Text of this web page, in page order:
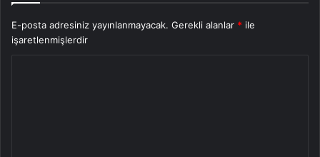
E-posta adresiniz yayınlanmayacak. Gerekli alanlar * ile
işaretlenmişlerdir